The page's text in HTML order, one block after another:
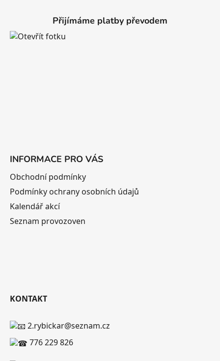
Přijímáme platby převodem
INFORMACE PRO VÁS
Obchodní podmínky
Podmínky ochrany osobních údajů
Kalendář akcí
Seznam provozoven
KONTAKT
2.rybickar@seznam.cz
776 229 826